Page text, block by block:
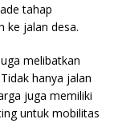
tahap
ke jalan desa.
melibat­kan
ha­nya jalan
juga memiliki
untuk mobilitas